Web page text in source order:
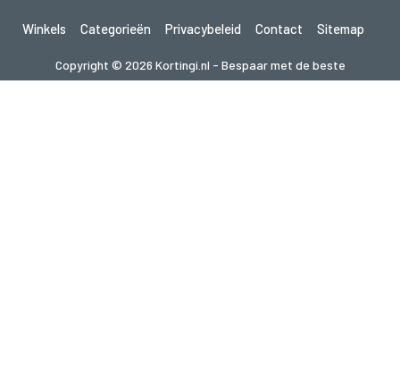
Winkels Categorieën Privacybeleid Contact Sitemap
Copyright © 2026 Kortingi.nl - Bespaar met de beste
kortingscodes 2026. Alle rechten voorbehouden.